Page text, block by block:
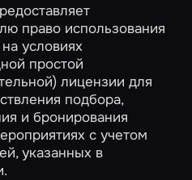
право использования
условиях
простой
лицензии для
подбора,
и бронирования
с учетом
указанных в